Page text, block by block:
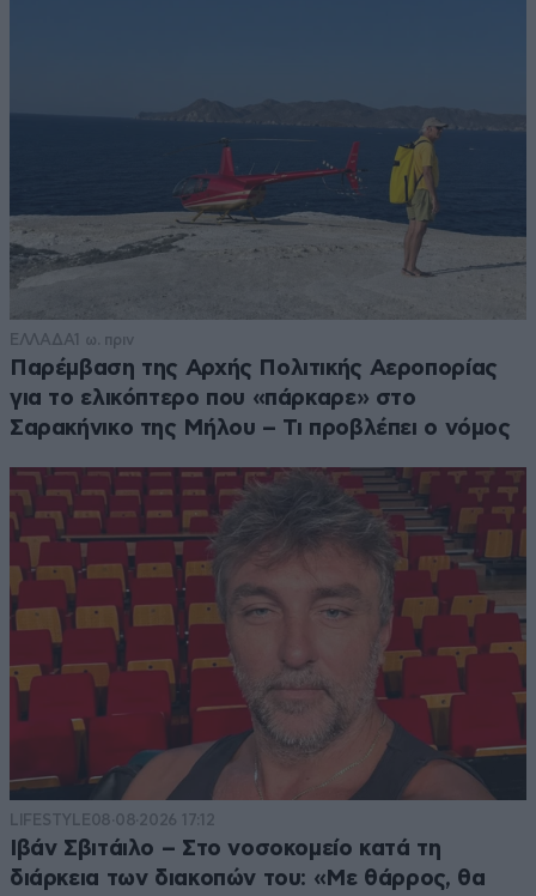
ΕΛΛΑΔΑ1 ω. πριν
Παρέμβαση της Αρχής Πολιτικής Αεροπορίας
για το ελικόπτερο που «πάρκαρε» στο
Σαρακήνικο της Μήλου – Τι προβλέπει ο νόμος
LIFESTYLE08·08·2026 17:12
Ιβάν Σβιτάιλο – Στο νοσοκομείο κατά τη
διάρκεια των διακοπών του: «Με θάρρος, θα